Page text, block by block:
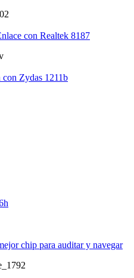
con Realtek 8187
Zydas 1211b
chip para auditar y navegar